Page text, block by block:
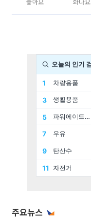
좋아요 화나요
주요뉴스